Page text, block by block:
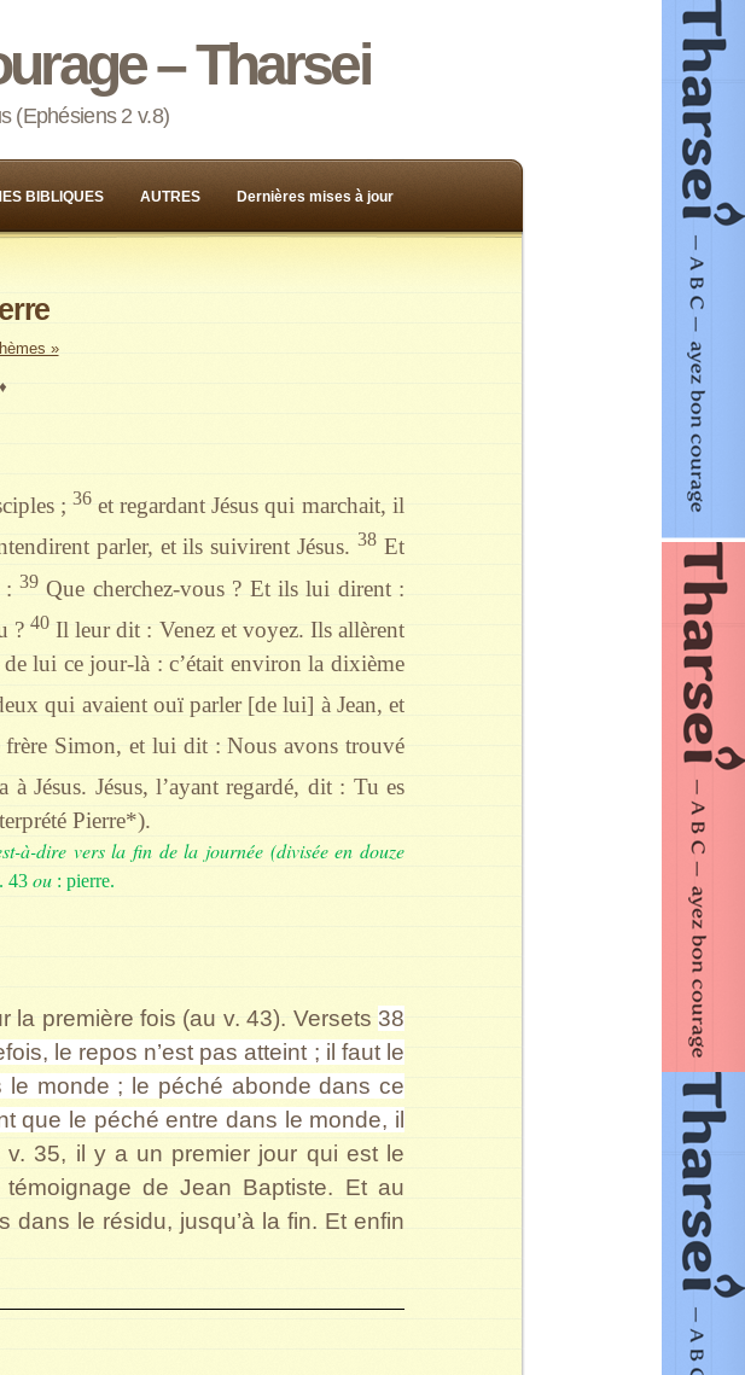
– Tharsei
(Ephésiens 2 v.8)
BIBLIQUES AUTRES Dernières mises à jour
»
;36 et regardant Jésus qui marchait, il
parler, et ils suivirent Jésus.38 Et
:39 Que cherchez-vous ? Et ils lui dirent :
? 40 Il leur dit : Venez et voyez. Ils allèrent
lui ce jour-là : c’était environ la dixième
qui avaient ouï parler [de lui] à Jean, et
Simon, et lui dit : Nous avons trouvé
Jésus. Jésus, l’ayant regardé, dit : Tu es
Pierre*).
à-dire vers la fin de la journée (divisée en douze
43 ou : pierre.
la première fois (au v. 43). Versets 38
le repos n’est pas atteint ; il faut le
monde ; le péché abonde dans ce
que le péché entre dans le monde, il
v. 35, il y a un premier jour qui est le
de Jean Baptiste. Et au
dans le résidu, jusqu’à la fin. Et enfin